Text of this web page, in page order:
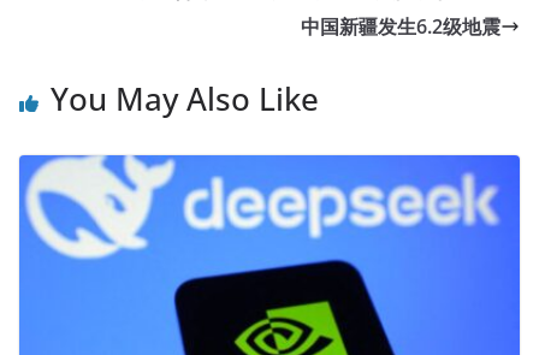
中国新疆发生6.2级地震
You May Also Like